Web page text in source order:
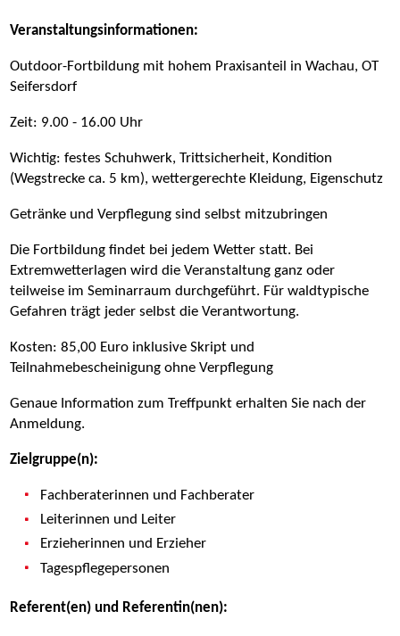
Veranstaltungsinformationen:
Outdoor-Fortbildung mit hohem Praxisanteil in Wachau, OT
Seifersdorf
Zeit: 9.00 - 16.00 Uhr
Wichtig: festes Schuhwerk, Trittsicherheit, Kondition
(Wegstrecke ca. 5 km), wettergerechte Kleidung, Eigenschutz
Getränke und Verpflegung sind selbst mitzubringen
Die Fortbildung findet bei jedem Wetter statt. Bei
Extremwetterlagen wird die Veranstaltung ganz oder
teilweise im Seminarraum durchgeführt. Für waldtypische
Gefahren trägt jeder selbst die Verantwortung.
Kosten: 85,00 Euro inklusive Skript und
Teilnahmebescheinigung ohne Verpflegung
Genaue Information zum Treffpunkt erhalten Sie nach der
Anmeldung.
Zielgruppe(n):
Fachberaterinnen und Fachberater
Leiterinnen und Leiter
Erzieherinnen und Erzieher
Tagespflegepersonen
Referent(en) und Referentin(nen):